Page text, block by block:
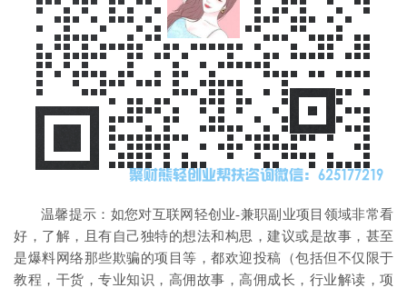
温馨提示：如您对互联网轻创业-兼职副业项目领域非常看
好，了解，且有自己独特的想法和构思，建议或是故事，甚至
是爆料网络那些欺骗的项目等，都欢迎投稿（包括但不仅限于
教程，干货，专业知识，高佣故事，高佣成长，行业解读，项